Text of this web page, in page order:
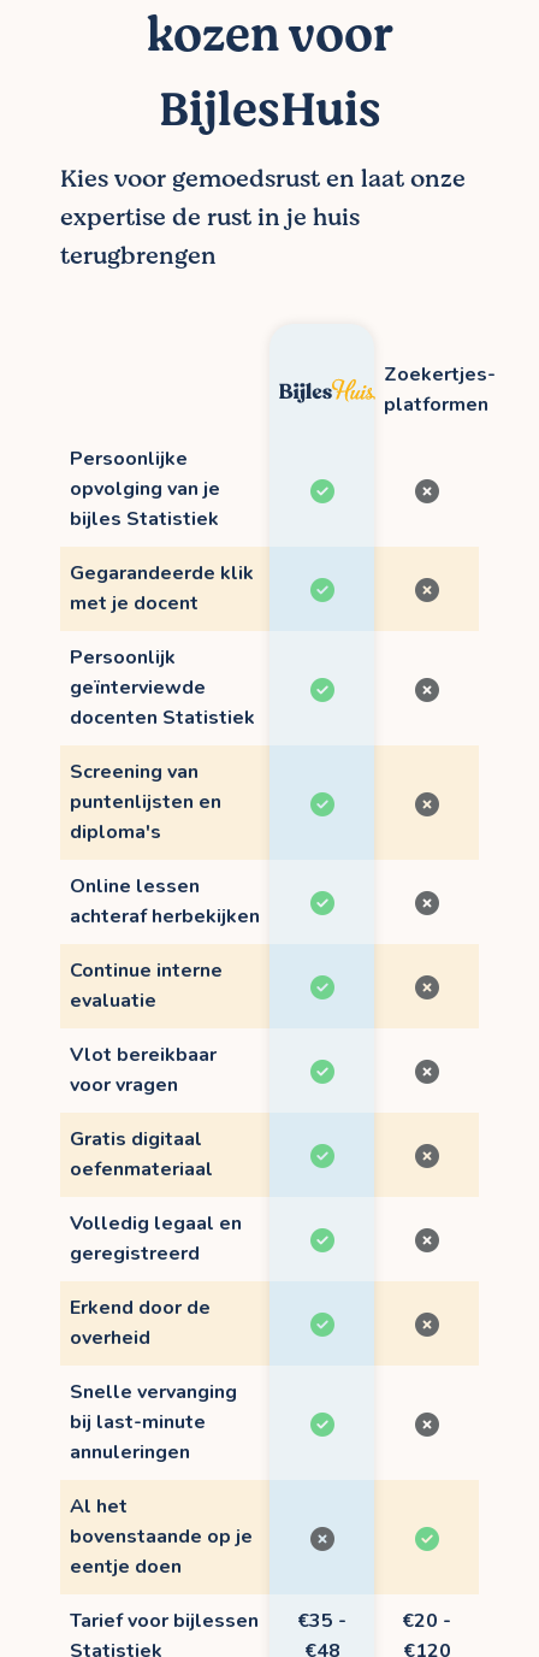
kozen voor
BijlesHuis
Kies voor gemoedsrust en laat onze
expertise de rust in je huis
terugbrengen
Zoekertjes-
platformen
Persoonlijke
opvolging van je
bijles Statistiek
Gegarandeerde klik
met je docent
Persoonlijk
geïnterviewde
docenten Statistiek
Screening van
puntenlijsten en
diploma's
Online lessen
achteraf herbekijken
Continue interne
evaluatie
Vlot bereikbaar
voor vragen
Gratis digitaal
oefenmateriaal
Volledig legaal en
geregistreerd
Erkend door de
overheid
Snelle vervanging
bij last-minute
annuleringen
Al het
bovenstaande op je
eentje doen
Tarief voor bijlessen
Statistiek
€35 -
€48
€20 -
€120